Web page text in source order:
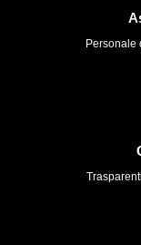
Personale